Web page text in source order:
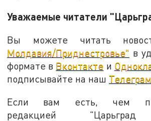
Уважаемые читатели
Вы можете читать
Молдавия/Приднестровье" в
формате в Вконтакте и
подписывайте на наш
Если вам есть, чем
редакцией